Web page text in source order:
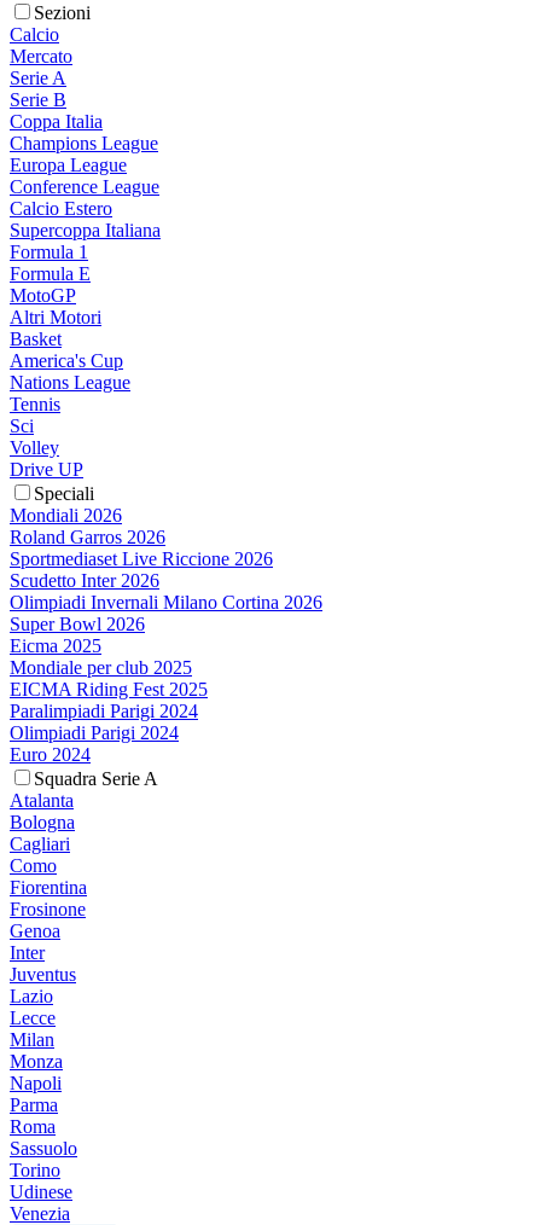
Sezioni
Calcio
Mercato
Serie A
Serie B
Coppa Italia
Champions League
Europa League
Conference League
Calcio Estero
Supercoppa Italiana
Formula 1
Formula E
MotoGP
Altri Motori
Basket
America's Cup
Nations League
Tennis
Sci
Volley
Drive UP
Speciali
Mondiali 2026
Roland Garros 2026
Sportmediaset Live Riccione 2026
Scudetto Inter 2026
Olimpiadi Invernali Milano Cortina 2026
Super Bowl 2026
Eicma 2025
Mondiale per club 2025
EICMA Riding Fest 2025
Paralimpiadi Parigi 2024
Olimpiadi Parigi 2024
Euro 2024
Squadra Serie A
Atalanta
Bologna
Cagliari
Como
Fiorentina
Frosinone
Genoa
Inter
Juventus
Lazio
Lecce
Milan
Monza
Napoli
Parma
Roma
Sassuolo
Torino
Udinese
Venezia